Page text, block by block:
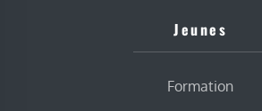
Jeunes
Formation